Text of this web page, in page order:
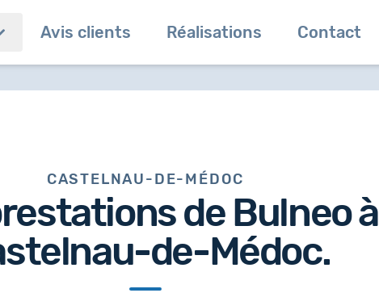
Avis clients Réalisations Contact
CASTELNAU-DE-MÉDOC
de Bulneo à
de-Médoc.